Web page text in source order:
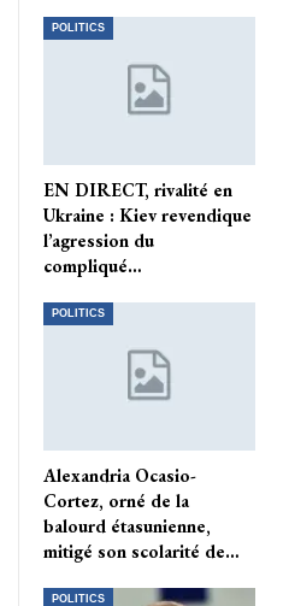
POLITICS
EN DIRECT, rivalité en
Ukraine : Kiev revendique
l’agression du
compliqué…
POLITICS
Alexandria Ocasio-
Cortez, orné de la
balourd étasunienne,
mitigé son scolarité de…
POLITICS